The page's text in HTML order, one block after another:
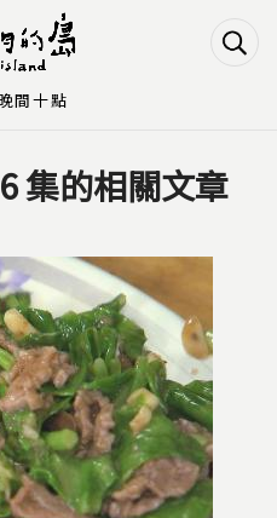
content
集的相關文章
間十點